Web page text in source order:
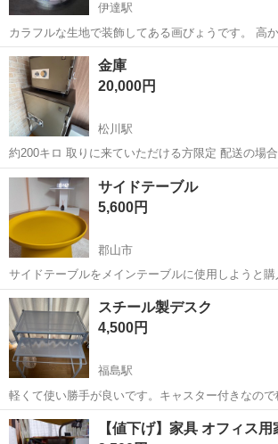
伊達駅
カラフルな生地で装飾してある画びょうです。 高
機会がありませんでした(汗)
福島 伊達市 伊達駅
金庫
20,000円
松川駅
約200キロ 取りに来ていただける方限定 配送の場
負担ください。
福島 福島市 松川駅 オフィス用家具
サイドテーブル
5,600円
郡山市
サイドテーブルをメインテーブルに使用しようと
若干物足りなさを感じ売ることに決めました。 【購入時価格】10,000
円ぐらい 【カラー】イエロー 【生地・素材】ポリ
ズ】サイズは写真に記載し...
福島 郡山市 オフィス用家具
スチール製デスク
4,500円
福島駅
軽くて使い勝手が良いです。キャスター付きなので
すよ。 別出品のスチール製チェアとシェルフもあ
求め頂ければ、お値引きしますので、問い合わせ下
福島 福島市 福島駅 オフィス用家具
【値下げ】家具 オフィス用